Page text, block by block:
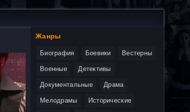
Жанры
Биография Боевики Вестерны
Военные Детективы
Документальные Драма
Мелодрамы Исторические